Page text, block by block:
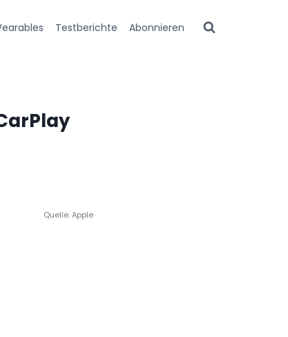
Testberichte Abonnieren
Quelle: Apple